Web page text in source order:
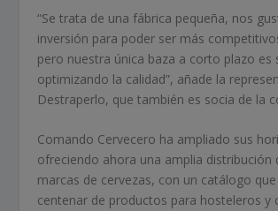
“Se trata de una fábrica pequeña, nos
inversión para poder ser más
pero nuestra única baza a corto plazo es
optimizando la calidad”, añade la
Destraperlo, que también es socia de la
Comando Cervecero ha ampliado sus
ofreciendo ahora una amplia distribución
marcas de cervezas, con un catálogo
centenar de productos para hosteleros y